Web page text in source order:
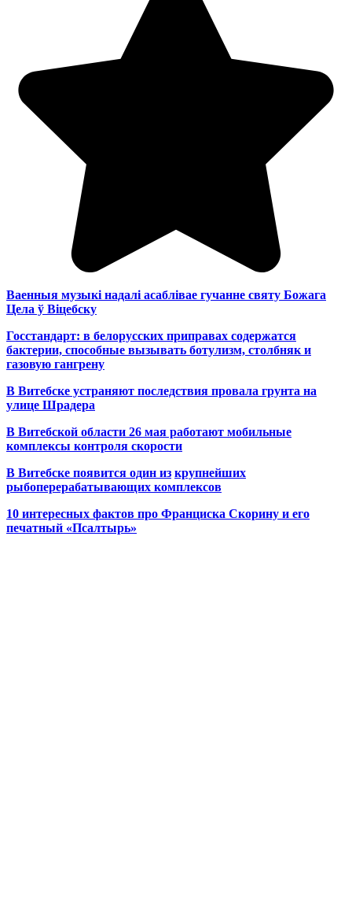
Ваенныя музыкі надалі асаблівае гучанне святу Божага
Цела ў Віцебску
Госстандарт: в белорусских приправах содержатся
бактерии, способные вызывать ботулизм, столбняк и
газовую гангрену
В Витебске устраняют последствия провала грунта на
улице Шрадера
В Витебской области 26 мая работают мобильные
комплексы контроля скорости
В Витебске появится один из крупнейших
рыбоперерабатывающих комплексов
10 интересных фактов про Франциска Скорину и его
печатный «Псалтырь»